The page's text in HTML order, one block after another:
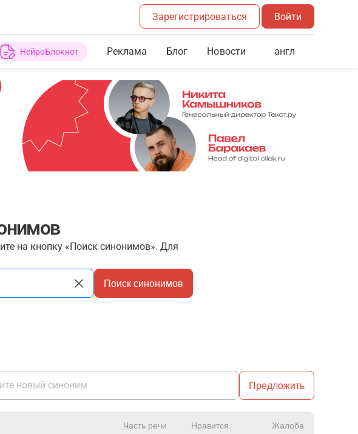
Зарегистрироваться Войти
НейроБлокнот Реклама Блог Новости англ
на кнопку «Поиск синонимов». Для
Поиск синонимов
Предложить
Часть речи Нравится Жалоба